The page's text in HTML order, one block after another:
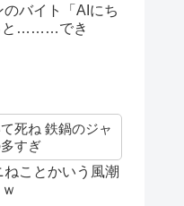
のバイト「AIにち
と………でき
死ね 鉄鍋のジャ
すぎ
ことかいう風潮